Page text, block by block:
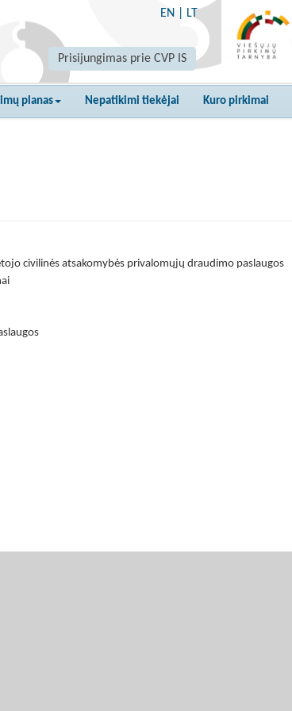
EN LT
Prisijungimas prie CVP IS
planas Nepatikimi tiekėjai Kuro pirkimai
civilinės atsakomybės privalomųjų draudimo paslaugos